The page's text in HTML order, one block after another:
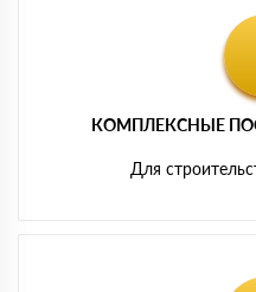
КОМПЛЕКСНЫЕ
Для